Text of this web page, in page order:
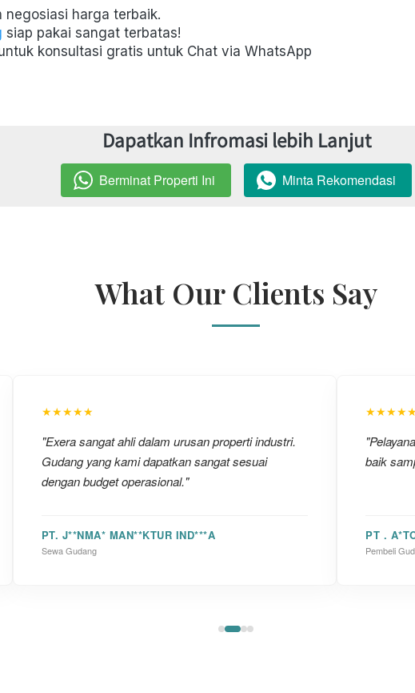
harga terbaik.
siap pakai sangat terbatas!
konsultasi gratis untuk Chat via WhatsApp
Dapatkan Infromasi lebih Lanjut
` Berminat Properti Ini ` Minta Rekomendasi
What Our Clients Say
★★★★★
"Exera sangat ahli dalam urusan properti industri.
Gudang yang kami dapatkan sangat sesuai
dengan budget operasional."
PT. J**NMA* MAN**KTUR IND***A
Sewa Gudang
baik
PT .
Pembeli